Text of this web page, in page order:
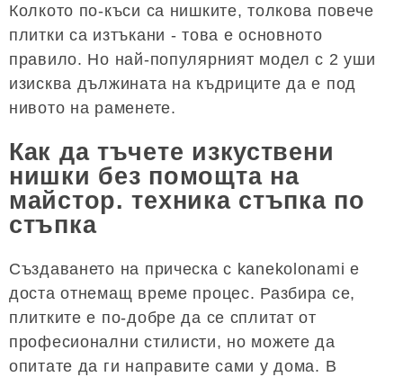
Колкото по-къси са нишките, толкова повече
плитки са изтъкани - това е основното
правило. Но най-популярният модел с 2 уши
изисква дължината на къдриците да е под
нивото на раменете.
Как да тъчете изкуствени
нишки без помощта на
майстор. техника стъпка по
стъпка
Създаването на прическа с kanekolonami е
доста отнемащ време процес. Разбира се,
плитките е по-добре да се сплитат от
професионални стилисти, но можете да
опитате да ги направите сами у дома. В